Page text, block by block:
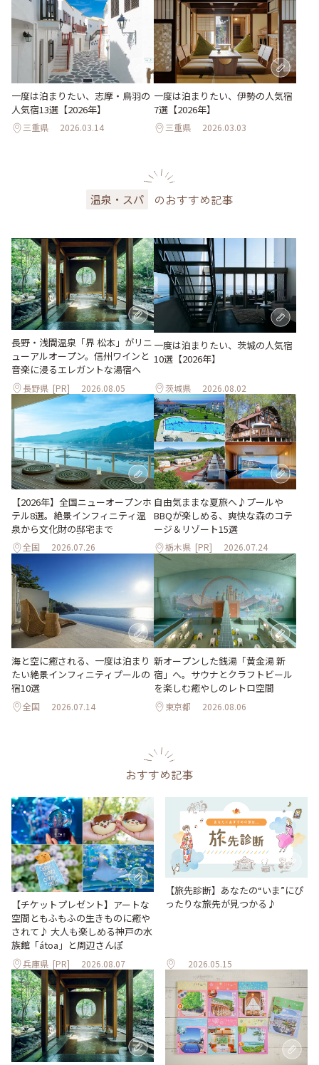
一度は泊まりたい、志摩・鳥羽の
人気宿13選【2026年】
三重県 2026.03.14
一度は泊まりたい、伊勢の人気宿
7選【2026年】
三重県 2026.03.03
温泉・スパ のおすすめ記事
長野・浅間温泉「界 松本」がリニ
ューアルオープン。信州ワインと
音楽に浸るエレガントな湯宿へ
長野県 [PR] 2026.08.05
一度は泊まりたい、茨城の人気宿
10選【2026年】
茨城県 2026.08.02
【2026年】全国ニューオープンホ
テル8選。絶景インフィニティ温
泉から文化財の邸宅まで
全国 2026.07.26
自由気ままな夏旅へ♪プールや
BBQが楽しめる、爽快な森のコテ
ージ＆リゾート15選
栃木県 [PR] 2026.07.24
海と空に癒される、一度は泊まり
たい絶景インフィニティプールの
宿10選
全国 2026.07.14
新オープンした銭湯「黄金湯 新
宿」へ。サウナとクラフトビール
を楽しむ癒やしのレトロ空間
東京都 2026.08.06
おすすめ記事
【チケットプレゼント】アートな
空間ともふもふの生きものに癒や
されて♪ 大人も楽しめる神戸の水
族館「átoa」と周辺さんぽ
兵庫県 [PR] 2026.08.07
【旅先診断】あなたの“いま”にぴ
ったりな旅先が見つかる♪
2026.05.15